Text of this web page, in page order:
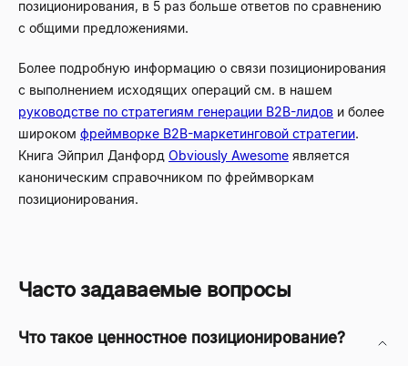
позиционирования, в 5 раз больше ответов по сравнению
с общими предложениями.
Более подробную информацию о связи позиционирования
с выполнением исходящих операций см. в нашем
руководстве по стратегиям генерации B2B-лидов и более
широком фреймворке B2B-маркетинговой стратегии.
Книга Эйприл Данфорд Obviously Awesome является
каноническим справочником по фреймворкам
позиционирования.
Часто задаваемые вопросы
Что такое ценностное позиционирование?